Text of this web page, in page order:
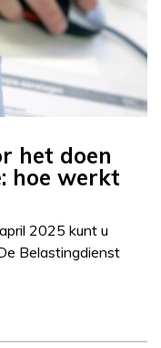
het doen
hoe werkt
2025 kunt u
Belastingdienst